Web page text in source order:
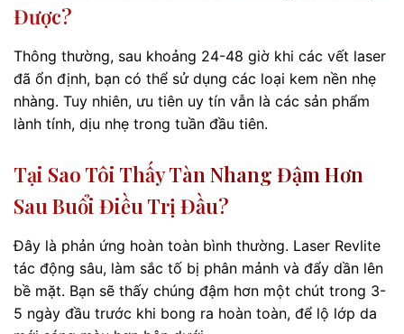
Được?
Thông thường, sau khoảng 24-48 giờ khi các vết laser
đã ổn định, bạn có thể sử dụng các loại kem nền nhẹ
nhàng. Tuy nhiên, ưu tiên uy tín vẫn là các sản phẩm
lành tính, dịu nhẹ trong tuần đầu tiên.
Tại Sao Tôi Thấy Tàn Nhang Đậm Hơn
Sau Buổi Điều Trị Đầu?
Đây là phản ứng hoàn toàn bình thường. Laser Revlite
tác động sâu, làm sắc tố bị phân mảnh và đẩy dần lên
bề mặt. Bạn sẽ thấy chúng đậm hơn một chút trong 3-
5 ngày đầu trước khi bong ra hoàn toàn, để lộ lớp da